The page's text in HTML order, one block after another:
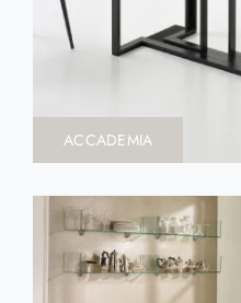
ACCADEMIA